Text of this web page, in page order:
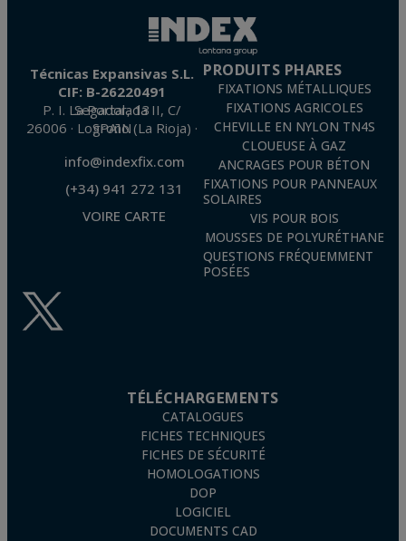
votre pièce d’identité, à P.I. La Portalada II | c/ Segador 13, 26006 | Logroño (La
Técnicas Expansivas S.L.
CIF: B-26220491
P. I. La Portalada II, C/ Segador, 13
26006 · Logroño (La Rioja) · SPAIN
info@indexfix.com
(+34) 941 272 131
VOIRE CARTE
PRODUITS PHARES
FIXATIONS MÉTALLIQUES
FIXATIONS AGRICOLES
CHEVILLE EN NYLON TN4S
CLOUEUSE À GAZ
ANCRAGES POUR BÉTON
FIXATIONS POUR PANNEAUX
SOLAIRES
VIS POUR BOIS
MOUSSES DE POLYURÉTHANE
QUESTIONS FRÉQUEMMENT
POSÉES
TÉLÉCHARGEMENTS
CATALOGUES
FICHES TECHNIQUES
FICHES DE SÉCURITÉ
HOMOLOGATIONS
DOP
LOGICIEL
DOCUMENTS CAD